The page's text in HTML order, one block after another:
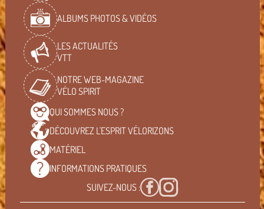
ALBUMS PHOTOS & VIDÉOS
LES ACTUALITÉS
VTT
NOTRE WEB-MAGAZINE
VÉLO SPIRIT
QUI SOMMES NOUS ?
DÉCOUVREZ L'ESPRITVÉLORIZONS
MATÉRIEL
INFORMATIONS PRATIQUES
SUIVEZ-NOUS :